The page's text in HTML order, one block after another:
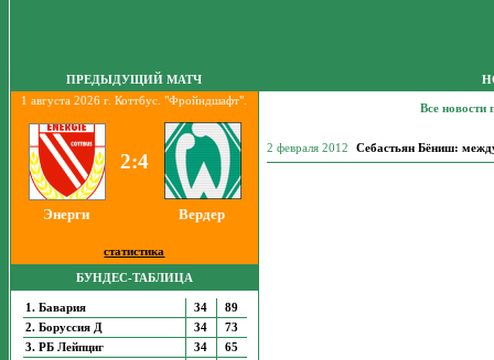
ПРЕДЫДУЩИЙ МАТЧ
1 августа 2026 г. Коттбус. "Фройндшафт".
2:4
Энерги Вердер
статистика
БУНДЕС-ТАБЛИЦА
1. Бавария 34
89
2. Боруссия Д
34
73
3. РБ Лейпциг
34
65
Все новости
2 февраля 2012 Себастьян Бёниш: